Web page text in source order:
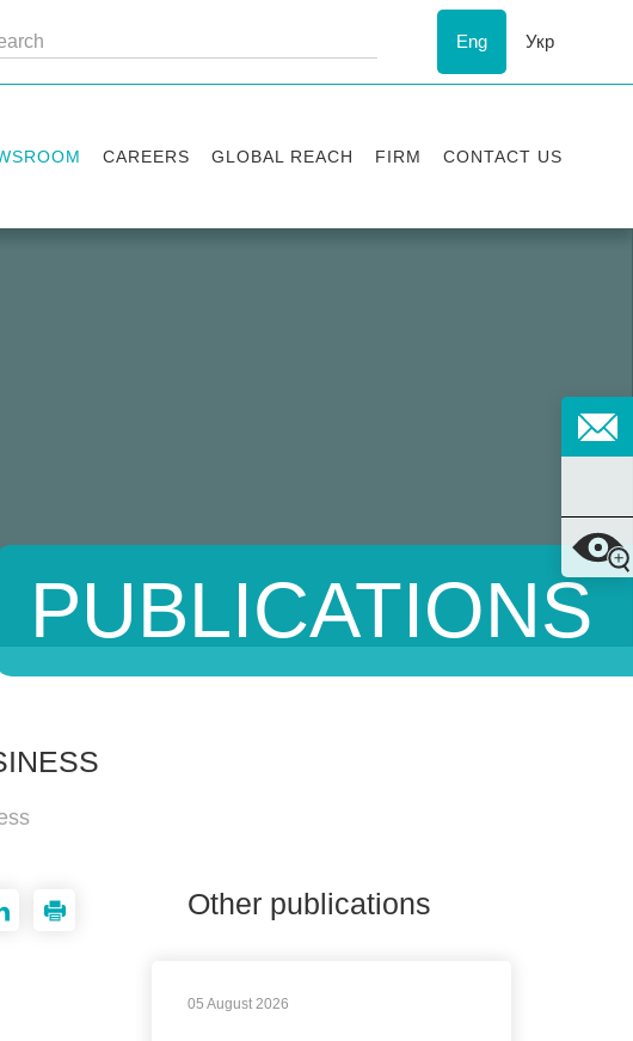
Eng Укр
CAREERS GLOBAL REACH FIRM CONTACT US
PUBLICATIONS
Other publications
05 August 2026